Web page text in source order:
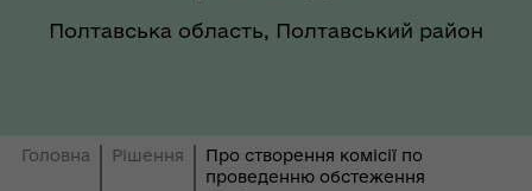
Полтавська область, Полтавський район
Головна Рішення
Про створення комісії по
проведенню обстеження